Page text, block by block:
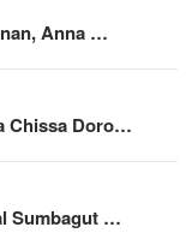
Anna …
Chissa Doro…
Sumbagut …